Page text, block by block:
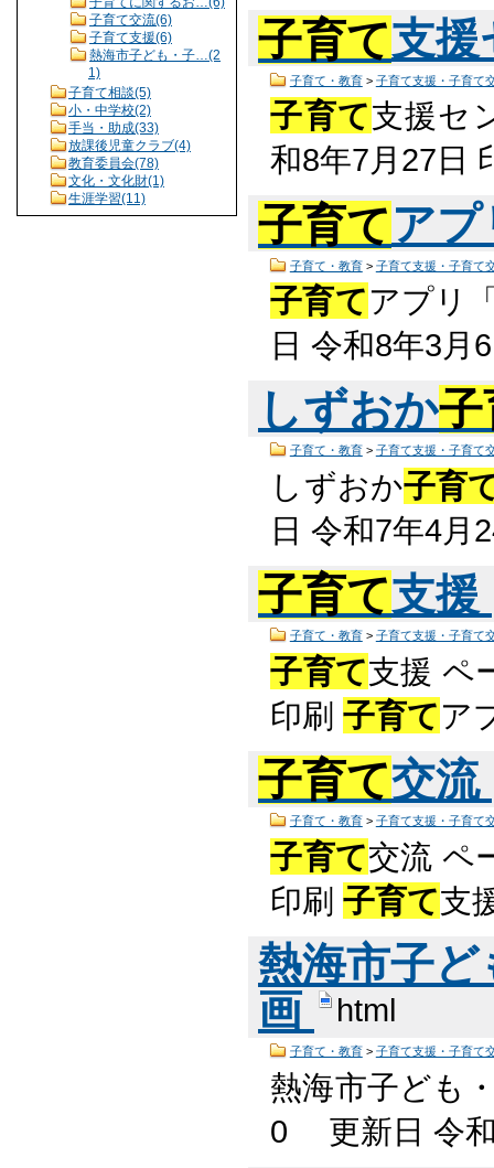
子育て交流(6)
子育て支援(6)
熱海市子ども・子…(2
1)
子育て相談(5)
小・中学校(2)
手当・助成(33)
放課後児童クラブ(4)
教育委員会(78)
文化・文化財(1)
生涯学習(11)
子育て支
子育て・教育> 子育て支援・子育て
子育て支援セ
和8年7月27日
子育てア
子育て・教育> 子育て支援・子育て
子育てアプリ
日 令和8年3
しずおか子
子育て・教育> 子育て支援・子育て
しずおか子育
日 令和7年4
子育て支援
子育て・教育> 子育て支援・子育て
子育て支援 ペ
印刷子育てア
子育て交流
子育て・教育> 子育て支援・子育て
子育て交流 ペ
印刷子育て支
熱海市子ど
画
html
子育て・教育> 子育て支援・子育て
熱海市子ども
0 更新日 令